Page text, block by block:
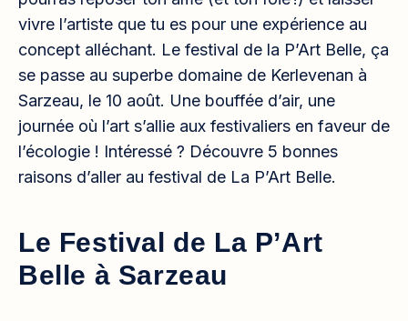
vivre l’artiste que tu es pour une expérience au
concept alléchant. Le festival de la P’Art Belle, ça
se passe au superbe domaine de Kerlevenan à
Sarzeau, le 10 août. Une bouffée d’air, une
journée où l’art s’allie aux festivaliers en faveur de
l’écologie ! Intéressé ? Découvre 5 bonnes
raisons d’aller au festival de La P’Art Belle.
Le Festival de La P’Art
Belle à Sarzeau